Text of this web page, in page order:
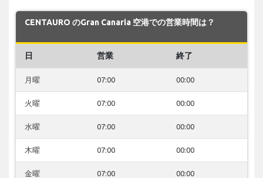
CENTAURO のGran Canaria 空港での営業時間は？
日 営業 終了
月曜 07:00 00:00
火曜 07:00 00:00
水曜 07:00 00:00
木曜 07:00 00:00
金曜 07:00 00:00